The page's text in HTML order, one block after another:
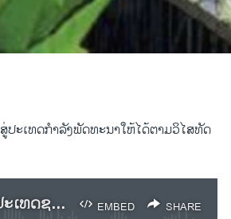
ະເທດກຳລັງພັດທະນາໃຫ້ໄດ້ຕາມວິໄສທັດ
EMBED SHARE
ຟັງລາຍງານ ພັກປະຊາຊົນປະຕິວັດລາວ ຈະນຳພາປະເທດຊາດ ໃຫ້ຫລຸດພົ້ນ ຈາກສະພາບດ້ອຍພັດທະນາ ໃນປີ 2020.